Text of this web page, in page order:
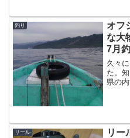
南市
じで
釣り
オフ
な大
7月釣
久々
た。
県の
リール
リー